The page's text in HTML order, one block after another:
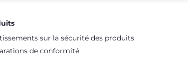
sur la sécurité des produits
de conformité